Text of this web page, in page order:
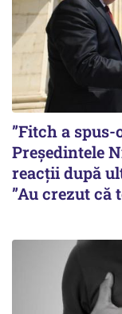
”Fitch a spus-
Președintele
reacții după
”Au crezut că